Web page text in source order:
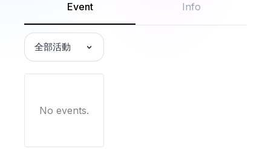
Event Info
全部活動
No events.